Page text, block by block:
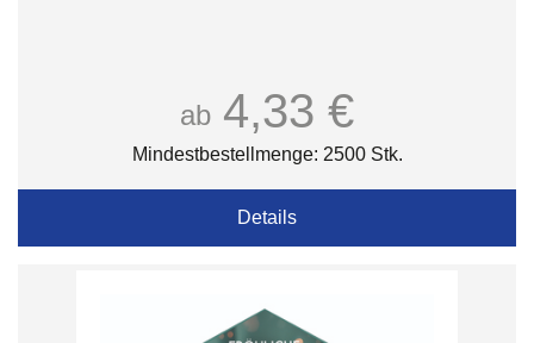
ab 4,33 €
Mindestbestellmenge: 2500 Stk.
Details